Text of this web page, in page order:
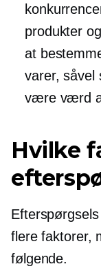
produkter
at
varer, såvel
være værd
Hvilke
flere faktorer,
følgende.